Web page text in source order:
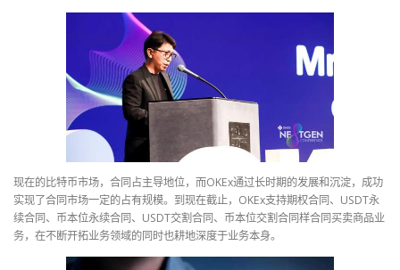
现在的比特币市场，合同占主导地位，而OKEx通过长时期的发展和沉淀，成功
实现了合同市场一定的占有规模。到现在截止，OKEx支持期权合同、USDT永
续合同、币本位永续合同、USDT交割合同、币本位交割合同样合同买卖商品业
务，在不断开拓业务领域的同时也耕地深度于业务本身。